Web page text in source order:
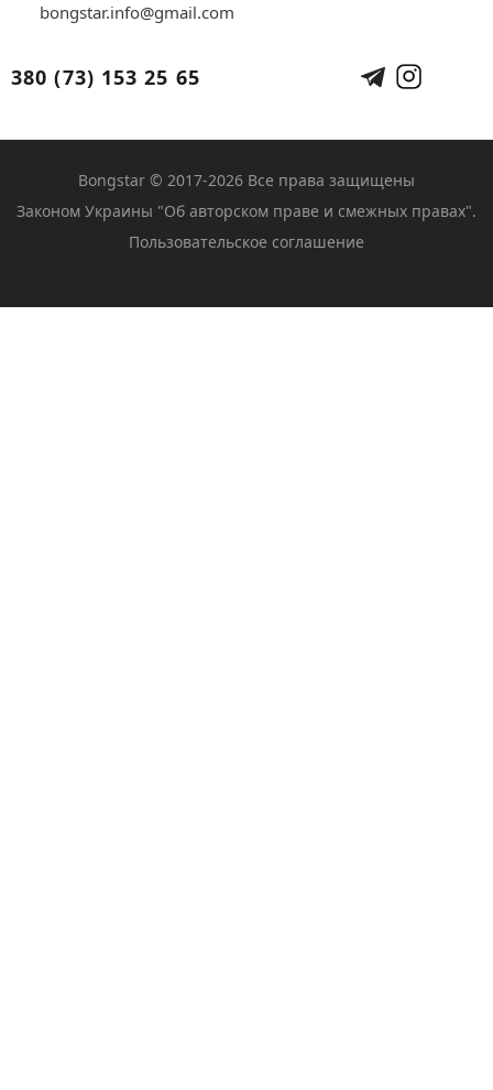
bongstar.info@gmail.com
380 (73) 153 25 65
Bongstar © 2017-2026 Все права защищены
Законом Украины "Об авторском праве и смежных правах".
Пользовательское соглашение